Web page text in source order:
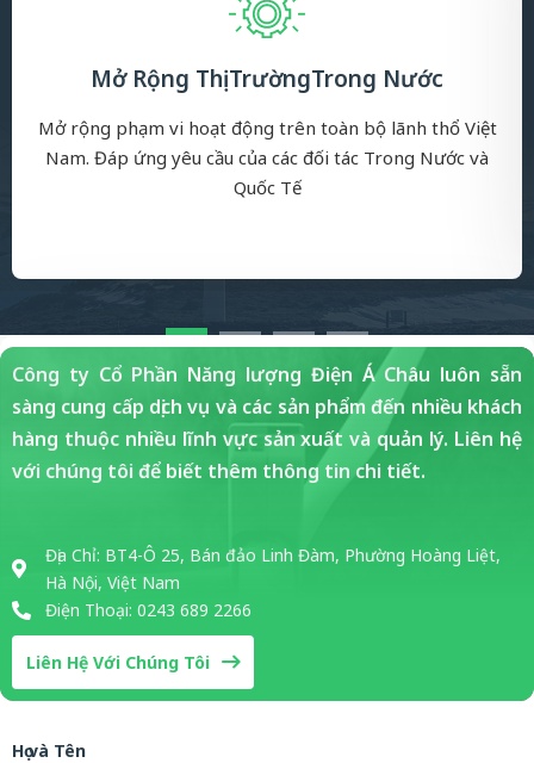
Mở Rộng Thị TrườngTrong Nước
Mở rộng phạm vi hoạt động trên toàn bộ lãnh thổ Việt
Nam. Đáp ứng yêu cầu của các đối tác Trong Nước và
Quốc Tế
Công ty Cổ Phần Năng lượng Điện Á Châu luôn sẵn
sàng cung cấp dịch vụ và các sản phẩm đến nhiều khách
hàng thuộc nhiều lĩnh vực sản xuất và quản lý. Liên hệ
với chúng tôi để biết thêm thông tin chi tiết.
Địa Chỉ: BT4-Ô 25, Bán đảo Linh Đàm, Phường Hoàng Liệt,
Hà Nội, Việt Nam
Điện Thoại: 0243 689 2266
Liên Hệ Với Chúng Tôi
Họ và Tên